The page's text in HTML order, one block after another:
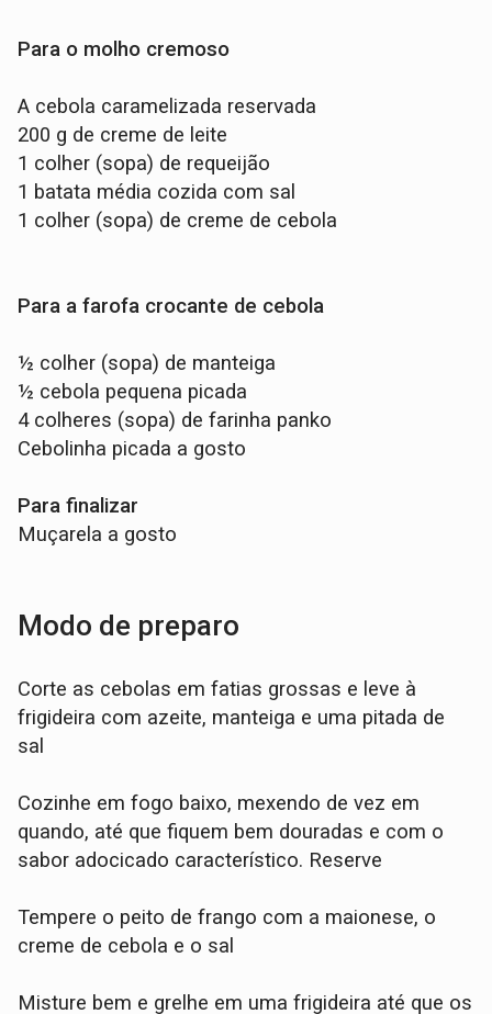
Para o molho cremoso
A cebola caramelizada reservada
200 g de creme de leite
1 colher (sopa) de requeijão
1 batata média cozida com sal
1 colher (sopa) de creme de cebola
Para a farofa crocante de cebola
½ colher (sopa) de manteiga
½ cebola pequena picada
4 colheres (sopa) de farinha panko
Cebolinha picada a gosto
Para finalizar
Muçarela a gosto
Modo de preparo
Corte as cebolas em fatias grossas e leve à
frigideira com azeite, manteiga e uma pitada de
sal
Cozinhe em fogo baixo, mexendo de vez em
quando, até que fiquem bem douradas e com o
sabor adocicado característico. Reserve
Tempere o peito de frango com a maionese, o
creme de cebola e o sal
Misture bem e grelhe em uma frigideira até que os